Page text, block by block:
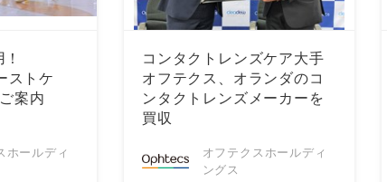
ストケ
案内
ホールディ
コンタクトレンズケア大手
オフテクス、オランダのコ
ンタクトレンズメーカーを
買収
オフテクスホールディ
ングス
Japanese